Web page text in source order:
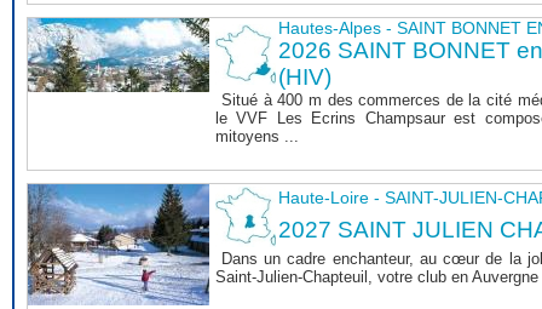
Hautes-Alpes - SAINT BONNET
2026 SAINT BONNET
(HIV)
Situé à 400 m des commerces de la cité
le VVF Les Ecrins Champsaur est
mitoyens ...
Haute-Loire - SAINT-JULIEN-
2027 SAINT JULIEN
Dans un cadre enchanteur, au cœur de la
Saint-Julien-Chapteuil, votre club en